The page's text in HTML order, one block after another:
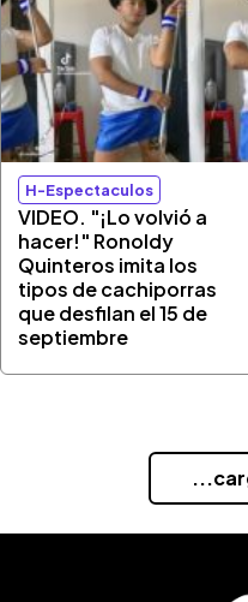
H-Espectaculos
VIDEO. "¡Lo volvió a
hacer!" Ronoldy
Quinteros imita los
tipos de cachiporras
que desfilan el 15 de
septiembre